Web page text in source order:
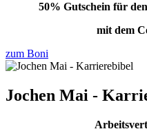
50% Gutschein für
mit dem
zum Boni
Jochen Mai -